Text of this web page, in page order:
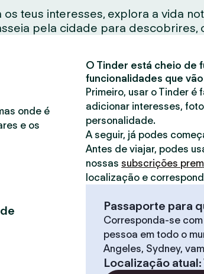
teus interesses, explora a vida
pela cidade para
onde é
e os
O Tinder está cheio de
funcionalidades que
Primeiro, usar o Tinder é
adicionar interesses,
personalidade.
A seguir, já podes
Antes de viajar, podes
nossas subscrições
localização e
Passaporte para
Corresponda-se
pessoa em todo o
Angeles, Sydney,
Localização atual: